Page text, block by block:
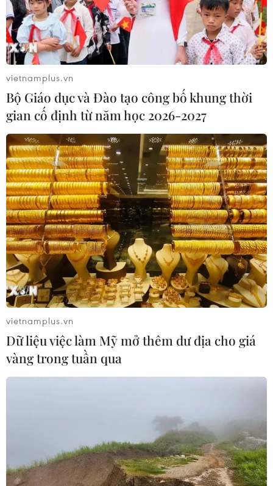
Thu mẫu ADN của thân nhân liệt sỹ - “trả
danh tính, nối người thân”
10/10/2024 22:04
Công an thành phố Hà Nội đề nghị khẩn trương tiến
hành lấy mẫu ADN của thân nhân liệt sỹ, tạo thuận lợi
cho công tác tìm kiếm quy tập, đưa các anh hùng liệt sỹ
về với gia đình, quê hương.
Công nghệ ADN phục vụ định danh liệt sỹ
vietnamplus.vn
Bộ Giáo dục và Đào tạo công bố khung thời
gian cố định từ năm học 2026-2027
vietnamplus.vn
Dữ liệu việc làm Mỹ mở thêm dư địa cho giá
vàng trong tuần qua